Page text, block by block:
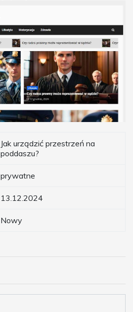
Jak urządzić przestrzeń na
poddaszu?
prywatne
13.12.2024
Nowy